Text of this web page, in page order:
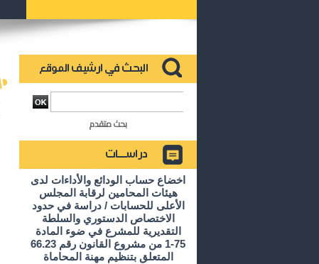
بحث متقدم
اخضاع حساب الودائع والأداءات لدى
هيئات المحامين لرقابة المجلس
الأعلى للحسابات / دراسة في حدود
الاختصاص الدستوري والسلطة
التقديرية للمشرع في ضوء المادة
75-1 من مشروع القانون رقم 66.23
المتعلق بتنظيم مهنة المحاماة